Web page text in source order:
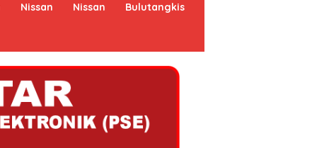
Nissan Nissan Bulutangkis